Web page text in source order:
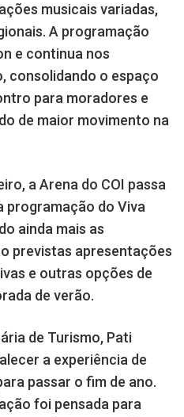
musicais variadas,
A programação
e continua nos
consolidando o espaço
para moradores e
de maior movimento na
a Arena do COI passa
programação do Viva
ainda mais as
previstas apresentações
e outras opções de
de verão.
de Turismo, Pati
a experiência de
passar o fim de ano.
foi pensada para